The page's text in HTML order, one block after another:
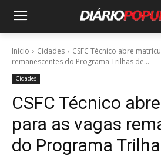
Início Cidades
CSFC Técnico abre
remanescentes do Programa Trilhas de...
Cidades
CSFC Técnico
para as vagas
do Programa